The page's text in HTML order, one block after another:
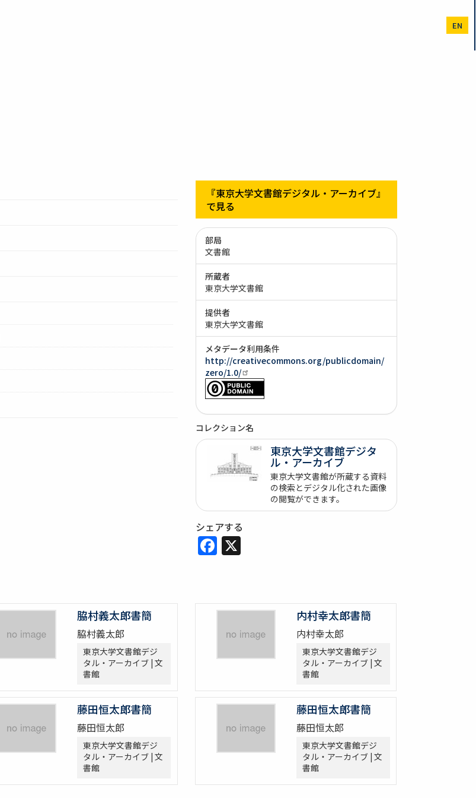
EN
『東京大学文書館デジタル・アーカイブ』
で見る
部局
文書館
所蔵者
東京大学文書館
提供者
東京大学文書館
メタデータ利用条件
http://creativecommons.org/publicdomain/
zero/1.0/
コレクション名
東京大学文書館デジタ
ル・アーカイブ
東京大学文書館が所蔵する資料
の検索とデジタル化された画像
の閲覧ができます。
シェアする
Facebook
X
脇村義太郎書簡
脇村義太郎
東京大学文書館デジ
タル・アーカイブ | 文
書館
内村幸太郎書簡
内村幸太郎
東京大学文書館デジ
タル・アーカイブ | 文
書館
藤田恒太郎書簡
藤田恒太郎
東京大学文書館デジ
タル・アーカイブ | 文
書館
藤田恒太郎書簡
藤田恒太郎
東京大学文書館デジ
タル・アーカイブ | 文
書館